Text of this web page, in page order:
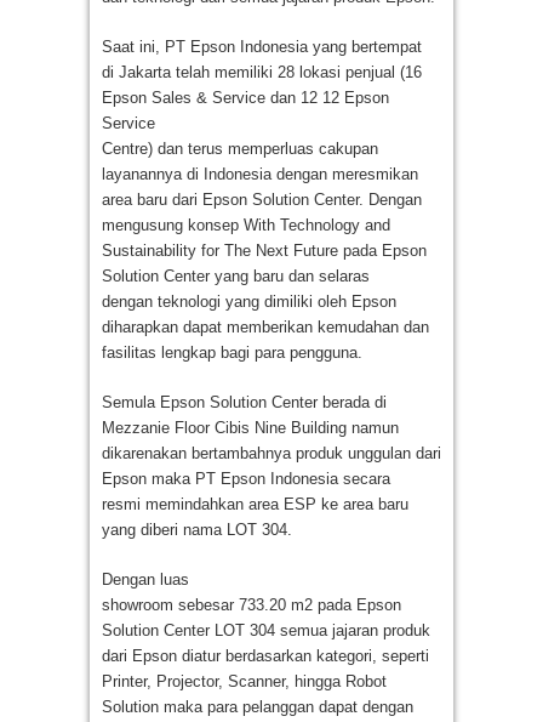
Saat ini, PT Epson Indonesia yang bertempat
di Jakarta telah memiliki 28 lokasi penjual (16
Epson Sales & Service dan 12 12 Epson
Service
Centre) dan terus memperluas cakupan
layanannya di Indonesia dengan meresmikan
area baru dari Epson Solution Center. Dengan
mengusung konsep With Technology and
Sustainability for The Next Future pada Epson
Solution Center yang baru dan selaras
dengan teknologi yang dimiliki oleh Epson
diharapkan dapat memberikan kemudahan dan
fasilitas lengkap bagi para pengguna.
Semula Epson Solution Center berada di
Mezzanie Floor Cibis Nine Building namun
dikarenakan bertambahnya produk unggulan dari
Epson maka PT Epson Indonesia secara
resmi memindahkan area ESP ke area baru
yang diberi nama LOT 304.
Dengan luas
showroom sebesar 733.20 m2 pada Epson
Solution Center LOT 304 semua jajaran produk
dari Epson diatur berdasarkan kategori, seperti
Printer, Projector, Scanner, hingga Robot
Solution maka para pelanggan dapat dengan